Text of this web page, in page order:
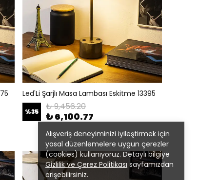
Alışveriş deneyiminizi iyileştirmek için
yasal düzenlemelere uygun çerezler
(cookies) kullanıyoruz. Detaylı bilgiye
Gizlilik ve Çerez Politikası sayfamızdan
erişebilirsiniz.
Led'Li Şarjlı Masa Lambası Eskitme 13395
%35 ₺ 9,456.20
₺ 6,100.77